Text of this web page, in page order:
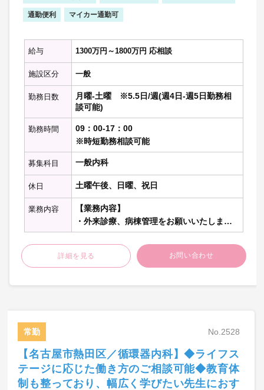
通勤便利 マイカー通勤可
給与 1300万円～1800万円 応相談
施設区分 一般
勤務日数
月曜-土曜 ※5.5日/週(週4日-週5日勤務相
談可能)
勤務時間
09：00-17：00
※時短勤務相談可能
募集科目 一般内科
休日 土曜午後、日曜、祝日
業務内容
【業務内容】
・外来診療、病棟管理をお願いいたしま
す。
※訪問診療のご相談も可能でございます
・外来担当数：1-2コマ程度/週
※詳しいお仕事内容はご相談の上決定いた
します。
詳細を見る お問い合わせ
常勤 No.2528
【名古屋市熱田区／循環器内科】◆ライフス
テージに応じた働き方のご相談可能◆教育体
制も整っており、幅広く学びたい先生におす